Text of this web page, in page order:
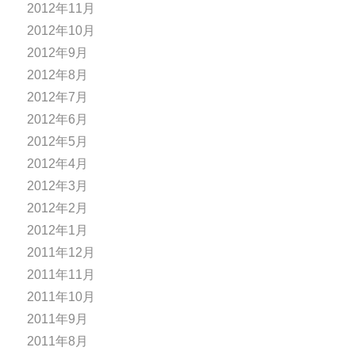
2012年11月
2012年10月
2012年9月
2012年8月
2012年7月
2012年6月
2012年5月
2012年4月
2012年3月
2012年2月
2012年1月
2011年12月
2011年11月
2011年10月
2011年9月
2011年8月